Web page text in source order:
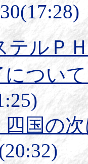
テルＰ
つい
四国の